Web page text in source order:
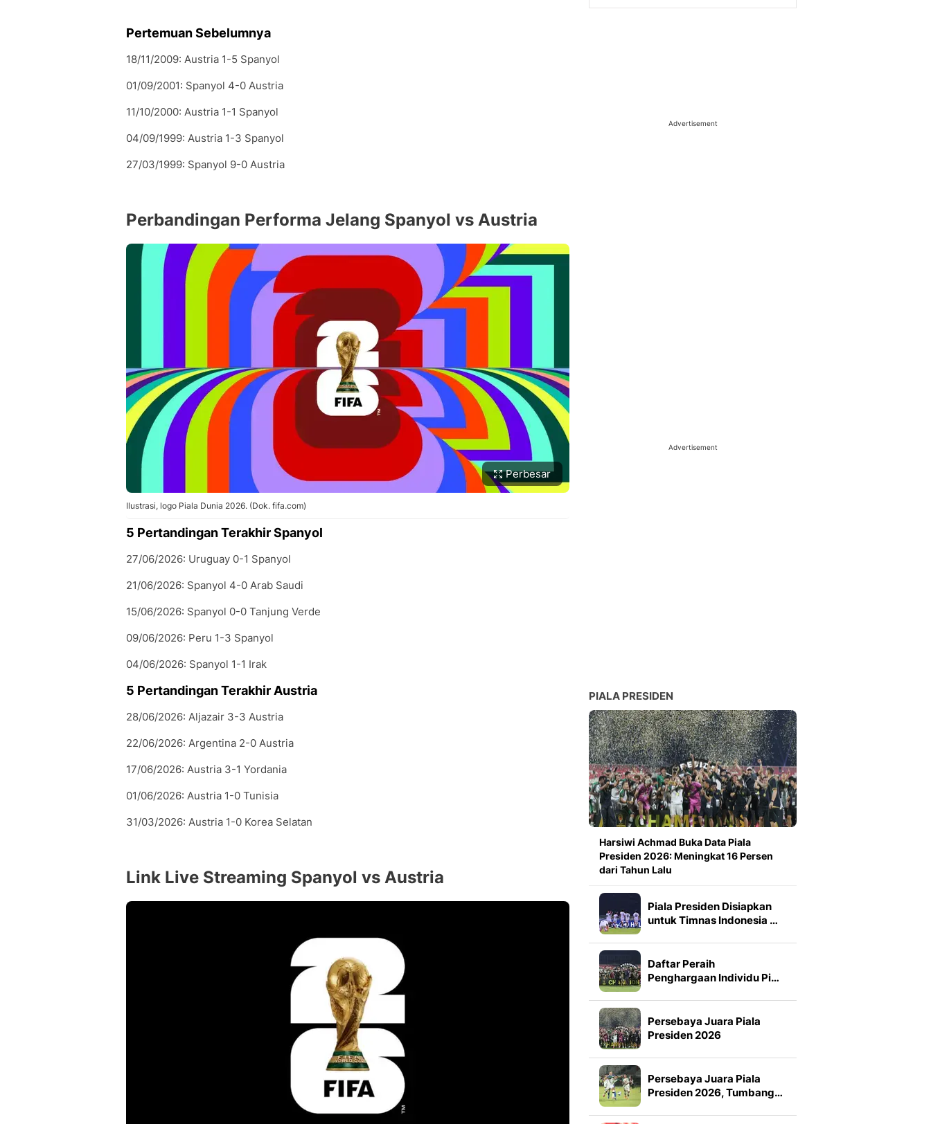
Pertemuan Sebelumnya
18/11/2009: Austria 1-5 Spanyol
01/09/2001: Spanyol 4-0 Austria
11/10/2000: Austria 1-1 Spanyol
04/09/1999: Austria 1-3 Spanyol
27/03/1999: Spanyol 9-0 Austria
Perbandingan Performa Jelang Spanyol vs Austria
Perbesar
Ilustrasi, logo Piala Dunia 2026. (Dok. fifa.com)
5 Pertandingan Terakhir Spanyol
27/06/2026: Uruguay 0-1 Spanyol
21/06/2026: Spanyol 4-0 Arab Saudi
15/06/2026: Spanyol 0-0 Tanjung Verde
09/06/2026: Peru 1-3 Spanyol
04/06/2026: Spanyol 1-1 Irak
5 Pertandingan Terakhir Austria
28/06/2026: Aljazair 3-3 Austria
22/06/2026: Argentina 2-0 Austria
17/06/2026: Austria 3-1 Yordania
01/06/2026: Austria 1-0 Tunisia
31/03/2026: Austria 1-0 Korea Selatan
Link Live Streaming Spanyol vs Austria
Advertisement
Advertisement
PIALA PRESIDEN
Harsiwi Achmad Buka Data Piala
Presiden 2026: Meningkat 16 Persen
dari Tahun Lalu
Piala Presiden Disiapkan
untuk Timnas Indonesia …
Daftar Peraih
Penghargaan Individu Pi…
Persebaya Juara Piala
Presiden 2026
Persebaya Juara Piala
Presiden 2026, Tumbang…